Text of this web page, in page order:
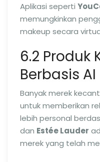
Aplikasi seperti
memungkinkan
makeup secara
6.2 Produk
Berbasis AI
Banyak merek
untuk memberikan
lebih personal
dan Estée Lauder
merek yang telah